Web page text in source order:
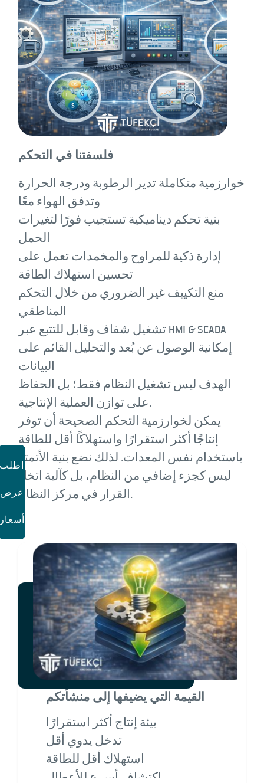
فلسفتنا في التحكم
خوارزمية متكاملة تدير الرطوبة ودرجة الحرارة
وتدفق الهواء معًا
بنية تحكم ديناميكية تستجيب فورًا لتغيرات
الحمل
إدارة ذكية للمراوح والمخمدات تعمل على
تحسين استهلاك الطاقة
منع التكييف غير الضروري من خلال التحكم
المناطقي
تشغيل شفاف وقابل للتتبع عبر HMI & SCADA
إمكانية الوصول عن بُعد والتحليل القائم على
البيانات
الهدف ليس تشغيل النظام فقط؛ بل الحفاظ
على توازن العملية الإنتاجية.
يمكن لخوارزمية التحكم الصحيحة أن توفر
إنتاجًا أكثر استقرارًا واستهلاكًا أقل للطاقة
باستخدام نفس المعدات. لذلك نضع بنية الأتمتة
ليس كجزء إضافي من النظام، بل كآلية اتخاذ
القرار في مركز النظام.
القيمة التي يضيفها إلى منشأتكم
بيئة إنتاج أكثر استقرارًا
تدخل يدوي أقل
استهلاك أقل للطاقة
اكتشاف أسرع للأعطال
اطلب
عرض